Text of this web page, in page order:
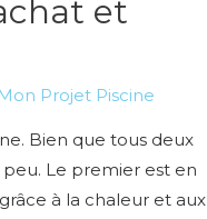
et
Mon Projet Piscine
Bien que tous deux
Le premier est en
à la chaleur et aux